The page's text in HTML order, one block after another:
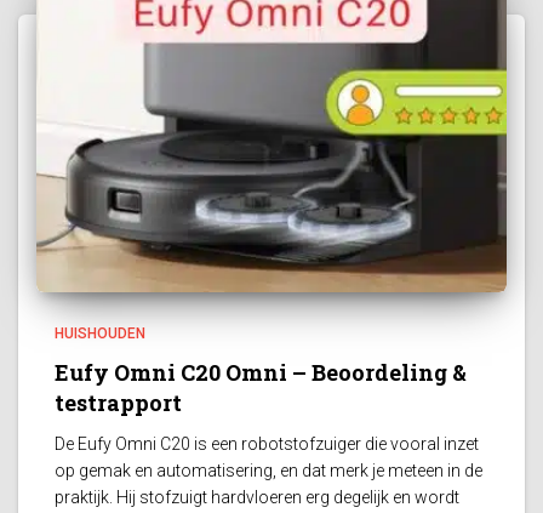
HUISHOUDEN
Eufy Omni C20 Omni – Beoordeling &
testrapport
De Eufy Omni C20 is een robotstofzuiger die vooral inzet
op gemak en automatisering, en dat merk je meteen in de
praktijk. Hij stofzuigt hardvloeren erg degelijk en wordt